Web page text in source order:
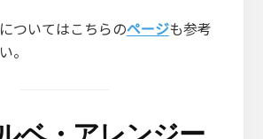
ついてはこちらのページも参考
。